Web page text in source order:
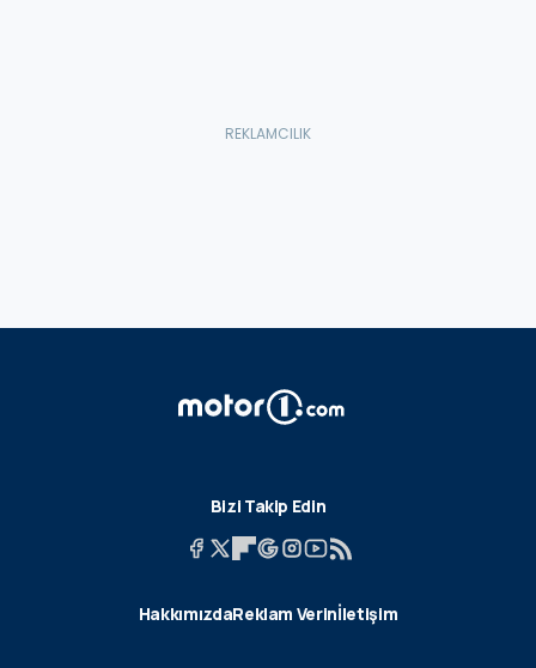
Bizi Takip Edin
HakkımızdaReklam Verinİletişim